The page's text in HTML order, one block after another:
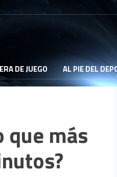
DE JUEGO AL PIE DEL
que más